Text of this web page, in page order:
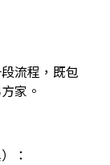
流程，既包
家。
：